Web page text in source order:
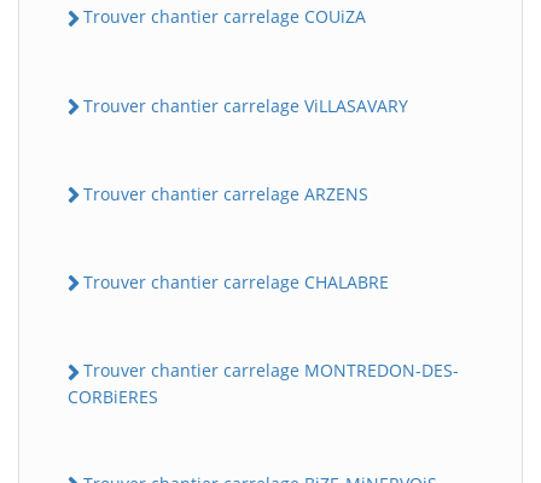
Trouver chantier carrelage COUiZA
Trouver chantier carrelage ViLLASAVARY
Trouver chantier carrelage ARZENS
Trouver chantier carrelage CHALABRE
Trouver chantier carrelage MONTREDON-DES-
CORBiERES